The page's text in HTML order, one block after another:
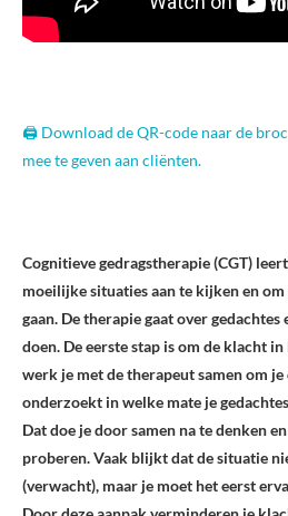
🖨️ Download de QR-code naar de
mee te geven aan cliënten.
Cognitieve gedragstherapie (CGT)
moeilijke situaties aan te kijken en om
gaan. De therapie gaat over
doen. De eerste stap is om de klacht
werk je met de therapeut samen om
onderzoekt in welke mate je
Dat doe je door samen na te denken
proberen. Vaak blijkt dat de situatie
(verwacht), maar je moet het eerst